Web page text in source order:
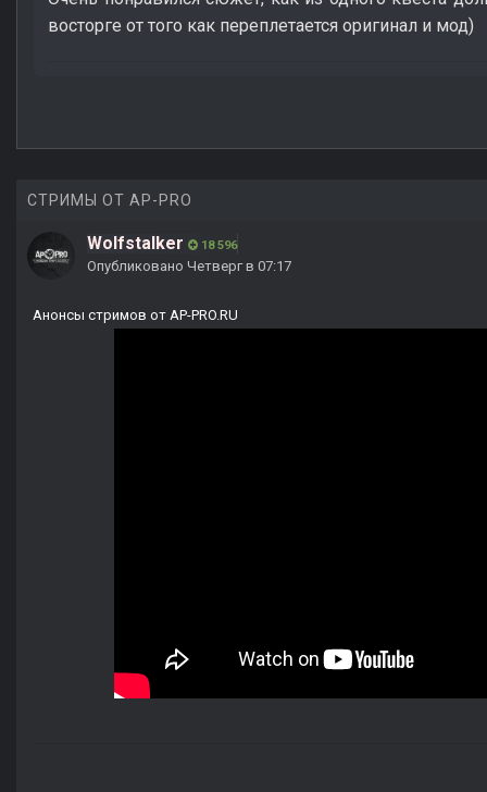
восторге от того как переплетается оригинал и мод)
СТРИМЫ ОТ AP-PRO
Wolfstalker 18 596
Опубликовано Четверг в 07:17
Анонсы стримов от AP-PRO.RU